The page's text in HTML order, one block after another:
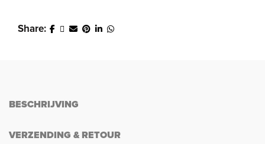
Share
BESCHRIJVING
VERZENDING & RETOUR